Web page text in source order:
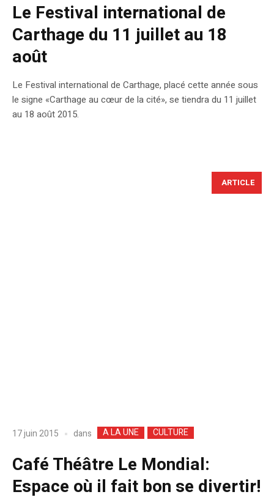
Le Festival international de
Carthage du 11 juillet au 18
août
Le Festival international de Carthage, placé cette année sous
le signe «Carthage au cœur de la cité», se tiendra du 11 juillet
au 18 août 2015.
ARTICLE
17 juin 2015 dans A LA UNE CULTURE
Café Théâtre Le Mondial:
Espace où il fait bon se divertir!